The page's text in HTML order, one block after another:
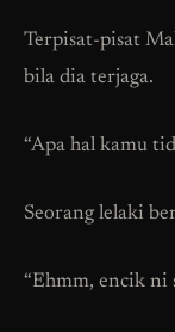
Terpisat-pisat
bila dia terjaga.
“Apa hal kamu
Seorang lelaki
“Ehmm, encik ni